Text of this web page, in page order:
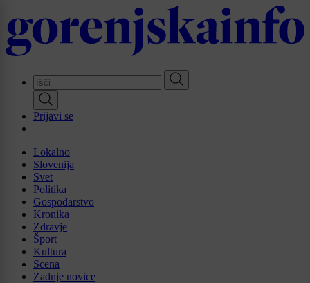
to
main
content
Prijavi se
Lokalno
Slovenija
Svet
Politika
Gospodarstvo
Kronika
Zdravje
Šport
Kultura
Scena
Zadnje novice